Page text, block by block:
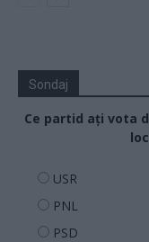
Sondaj
Ce partid ați vota
USR
PNL
PSD